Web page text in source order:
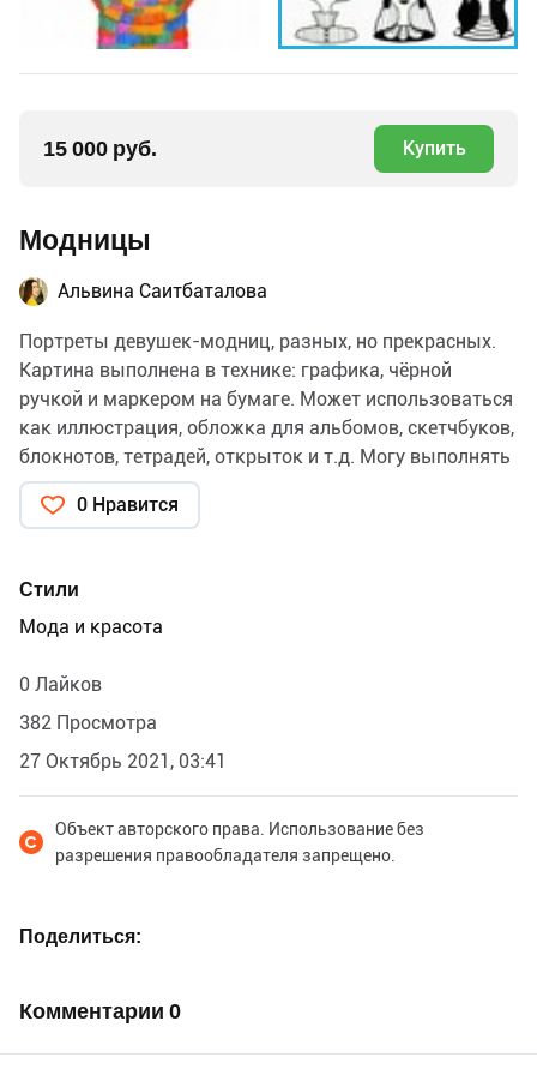
15 000 руб. Купить
Модницы
Альвина Саитбаталова
Портреты девушек-модниц, разных, но прекрасных.
Картина выполнена в технике: графика, чёрной
ручкой и маркером на бумаге. Может использоваться
как иллюстрация, обложка для альбомов, скетчбуков,
блокнотов, тетрадей, открыток и т.д. Могу выполнять
портреты или иллюстрации на заказ в подобной
стилистике.0 Нравится
Стили
Мода и красота
0 Лайков
382 Просмотра
27 Октябрь 2021, 03:41
Объект авторского права. Использование без
разрешения правообладателя запрещено.
Поделиться
Комментарии 0